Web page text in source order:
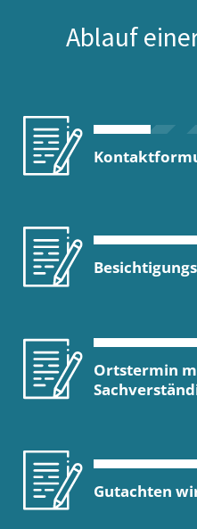
Ablauf
Ortstermin
Gutachten